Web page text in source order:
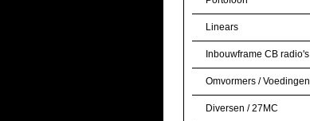
Linears
Inbouwframe CB radio's
Omvormers / Voedingen
Diversen / 27MC